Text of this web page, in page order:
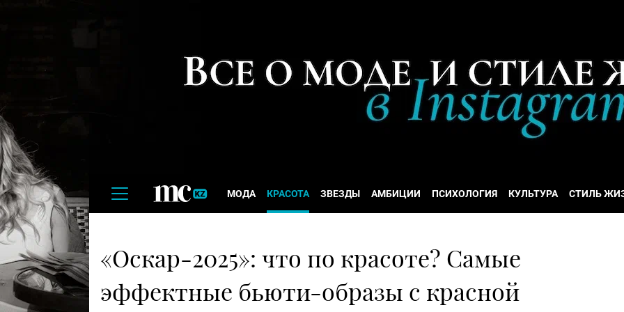
МОДА КРАСОТА ЗВЕЗДЫ АМБИЦИИ ПСИХОЛОГИЯ КУЛЬТУРА СТИЛЬ
«Оскар-2025»: что по красоте? Самые
эффектные бьюти-образы с красной